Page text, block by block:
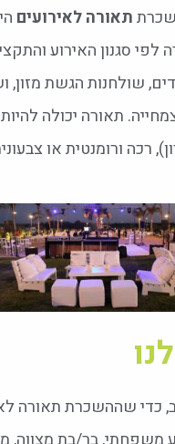
תאורה לאירועים
סגנון האירוע
שולחנות הגשת מזון,
תאורה יכולה
רכה ורומנטית או
כדי שההשכרת